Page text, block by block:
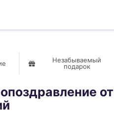
Незабываемый
подарок
от